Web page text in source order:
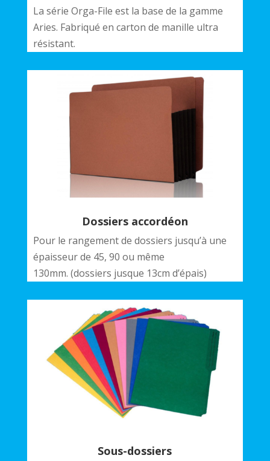
La série Orga-File est la base de la gamme
Aries. Fabriqué en carton de manille ultra
résistant.
Dossiers accordéon
Pour le rangement de dossiers jusqu’à une
épaisseur de 45, 90 ou même
130mm. (dossiers jusque 13cm d’épais)
Sous-dossiers